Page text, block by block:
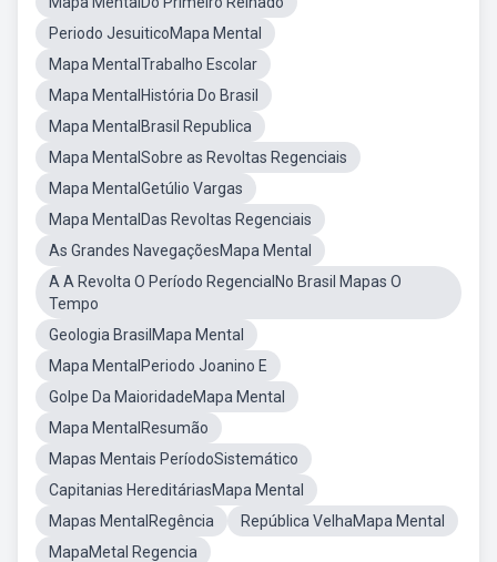
Periodo JesuiticoMapa Mental
Mapa MentalTrabalho Escolar
Mapa MentalHistória Do Brasil
Mapa MentalBrasil Republica
Mapa MentalSobre as Revoltas Regenciais
Mapa MentalGetúlio Vargas
Mapa MentalDas Revoltas Regenciais
As Grandes NavegaçõesMapa Mental
A A Revolta O Período RegencialNo Brasil Mapas O
Tempo
Geologia BrasilMapa Mental
Mapa MentalPeriodo Joanino E
Golpe Da MaioridadeMapa Mental
Mapa MentalResumão
Mapas Mentais PeríodoSistemático
Capitanias HereditáriasMapa Mental
Mapas MentalRegência
República VelhaMapa Mental
MapaMetal Regencia